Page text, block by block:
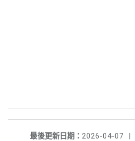
最後更新日期： 2026-04-07
|